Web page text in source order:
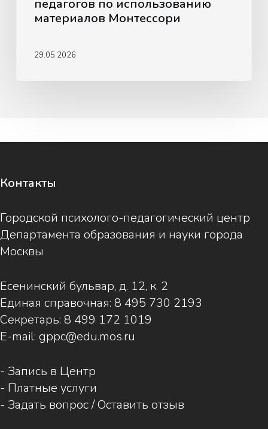
педагогов по использованию
материалов Монтессори
29.05.2026
Контакты
Городской психолого-педагогический центр
Департамента образования и науки города
Москвы
Есенинский бульвар, д. 12, к. 2
Единая справочная: 8 495 730 2193
Секретарь: 8 499 172 1019
E-mail: gppc@edu.mos.ru
- Запись в Центр
- Платные услуги
- Задать вопрос / Оставить отзыв